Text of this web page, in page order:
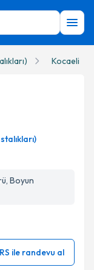
Kocaeli
Boyun
ile randevu al